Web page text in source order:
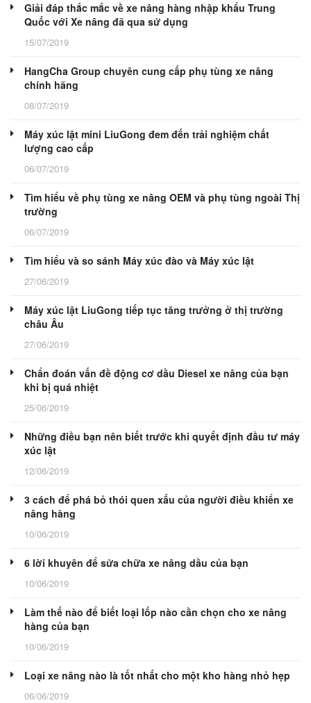
Giải đáp thắc mắc về xe nâng hàng nhập khẩu Trung
Quốc với Xe nâng đã qua sử dụng
15/07/2019
HangCha Group chuyên cung cấp phụ tùng xe nâng
chính hãng
08/07/2019
Máy xúc lật mini LiuGong đem đến trải nghiệm chất
lượng cao cấp
06/07/2019
Tìm hiểu về phụ tùng xe nâng OEM và phụ tùng ngoài Thị
trường
06/07/2019
Tìm hiểu và so sánh Máy xúc đào và Máy xúc lật
27/06/2019
Máy xúc lật LiuGong tiếp tục tăng trưởng ở thị trường
châu Âu
27/06/2019
Chẩn đoán vấn đề động cơ dầu Diesel xe nâng của bạn
khi bị quá nhiệt
25/06/2019
Những điều bạn nên biết trước khi quyết định đầu tư máy
xúc lật
12/06/2019
3 cách để phá bỏ thói quen xấu của người điều khiển xe
nâng hàng
10/06/2019
6 lời khuyên để sửa chữa xe nâng dầu của bạn
10/06/2019
Làm thế nào để biết loại lốp nào cần chọn cho xe nâng
hàng của bạn
10/06/2019
Loại xe nâng nào là tốt nhất cho một kho hàng nhỏ hẹp
06/06/2019